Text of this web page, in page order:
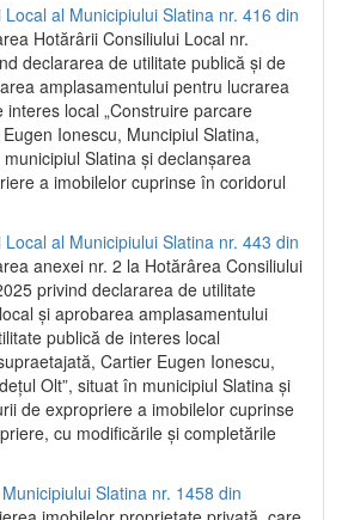
al Municipiului Slatina nr. 416 din
Hotărârii Consiliului Local nr.
declararea de utilitate publică și de
amplasamentului pentru lucrarea
local „Construire parcare
Ionescu, Muncipiul Slatina,
Slatina și declanșarea
a imobilelor cuprinse în coridorul
al Municipiului Slatina nr. 443 din
anexei nr. 2 la Hotărârea Consiliului
privind declararea de utilitate
şi aprobarea amplasamentului
publică de interes local
Cartier Eugen Ionescu,
Olt”, situat în municipiul Slatina şi
de expropriere a imobilelor cuprinse
cu modificările şi completările
Slatina nr. 1458 din